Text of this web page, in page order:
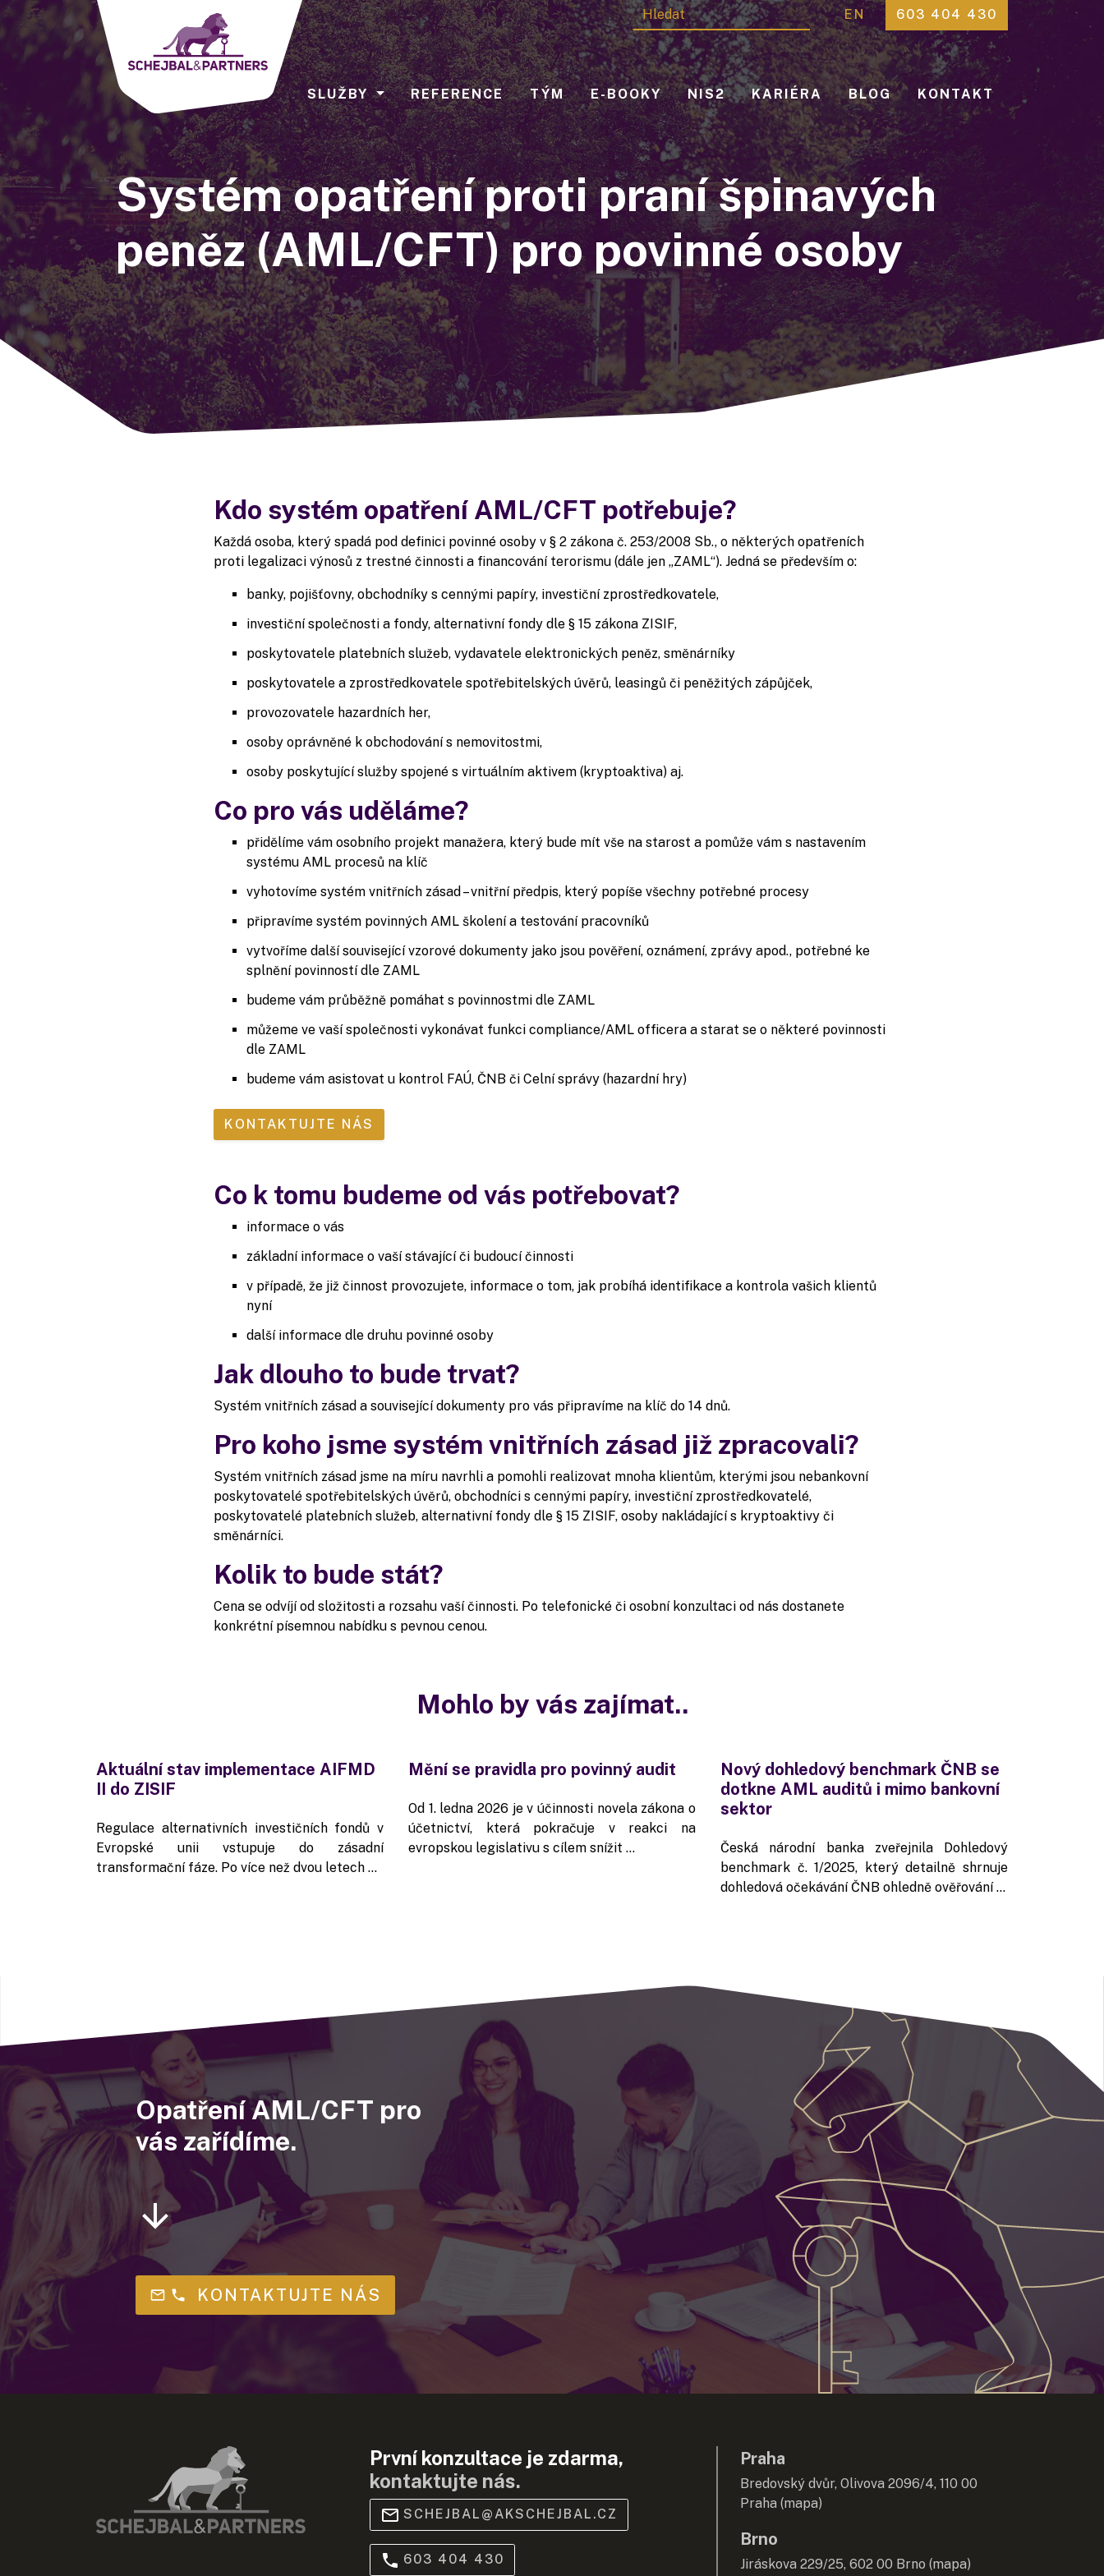
EN 603 404 430
SLUŽBY REFERENCE TÝM E-BOOKY NIS2 KARIÉRA BLOG KONTAKT
Systém opatření proti praní špinavých
peněz(AML/CFT) pro povinné osoby
Kdo systém opatření AML/CFT potřebuje?
Každá osoba, který spadá pod definici povinné osoby v § 2 zákona č. 253/2008 Sb., o některých opatřeních
proti legalizaci výnosů z trestné činnosti a financování terorismu (dále jen „ZAML“). Jedná se především o:
banky, pojišťovny, obchodníky s cennými papíry, investiční zprostředkovatele,
investiční společnosti a fondy, alternativní fondy dle § 15 zákona ZISIF,
poskytovatele platebních služeb, vydavatele elektronických peněz, směnárníky
poskytovatele a zprostředkovatele spotřebitelských úvěrů, leasingů či peněžitých zápůjček,
provozovatele hazardních her,
osoby oprávněné k obchodování s nemovitostmi,
osoby poskytující služby spojené s virtuálním aktivem (kryptoaktiva) aj.
Co pro vás uděláme?
přidělíme vám osobního projekt manažera, který bude mít vše na starost a pomůže vám s nastavením
systému AML procesů na klíč
vyhotovíme systém vnitřních zásad – vnitřní předpis, který popíše všechny potřebné procesy
připravíme systém povinných AML školení a testování pracovníků
vytvoříme další související vzorové dokumenty jako jsou pověření, oznámení, zprávy apod., potřebné ke
splnění povinností dle ZAML
budeme vám průběžně pomáhat s povinnostmi dle ZAML
můžeme ve vaší společnosti vykonávat funkci compliance/AML officera a starat se o některé povinnosti
dle ZAML
budeme vám asistovat u kontrol FAÚ, ČNB či Celní správy (hazardní hry)
KONTAKTUJTE NÁS
Co k tomu budeme od vás potřebovat?
informace o vás
základní informace o vaší stávající či budoucí činnosti
v případě, že již činnost provozujete, informace o tom, jak probíhá identifikace a kontrola vašich klientů
nyní
další informace dle druhu povinné osoby
Jak dlouho to bude trvat?
Systém vnitřních zásad a související dokumenty pro vás připravíme na klíč do 14 dnů.
Pro koho jsme systém vnitřních zásad již zpracovali?
Systém vnitřních zásad jsme na míru navrhli a pomohli realizovat mnoha klientům, kterými jsou nebankovní
poskytovatelé spotřebitelských úvěrů, obchodníci s cennými papíry, investiční zprostředkovatelé,
poskytovatelé platebních služeb, alternativní fondy dle § 15 ZISIF, osoby nakládající s kryptoaktivy či
směnárníci.
Kolik to bude stát?
Cena se odvíjí od složitosti a rozsahu vaší činnosti. Po telefonické či osobní konzultaci od nás dostanete
konkrétní písemnou nabídku s pevnou cenou.
Mohlo by vás zajímat..
Aktuální stav implementace AIFMD
II do ZISIF
Regulace alternativních investičních fondů v
Evropské unii vstupuje do zásadní
transformační fáze. Po více než dvou letech ...
Mění se pravidla pro povinný audit
Od 1. ledna 2026 je v účinnosti novela zákona o
účetnictví, která pokračuje v reakci na
evropskou legislativu s cílem snížit ...
Nový dohledový benchmark ČNB se
dotkne AML auditů i mimo bankovní
sektor
Česká národní banka zveřejnila Dohledový
benchmark č. 1/2025, který detailně shrnuje
dohledová očekávání ČNB ohledně ověřování ...
Opatření AML/CFT pro
vás zařídíme.
KONTAKTUJTE NÁS
První konzultace je zdarma,
kontaktujte nás.
SCHEJBAL@AKSCHEJBAL.CZ
603 404 430
Praha
Bredovský dvůr, Olivova 2096/4, 110 00
Praha (mapa)
Brno
Jiráskova 229/25, 602 00 Brno (mapa)